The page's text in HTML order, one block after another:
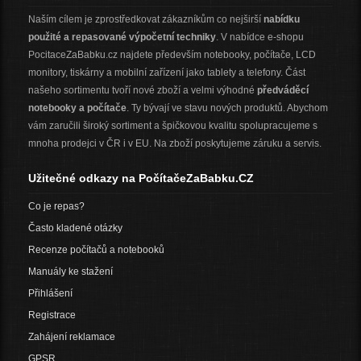
Naším cílem je zprostředkovat zákazníkům co nejširší nabídku
použité a repasované výpočetní techniky. V nabídce e-shopu
PocitaceZaBabku.cz najdete především notebooky, počítače, LCD
monitory, tiskárny a mobilní zařízení jako tablety a telefony. Část
našeho sortimentu tvoří nové zboží a velmi výhodné předváděcí
notebooky a počítače. Ty bývají ve stavu nových produktů. Abychom
vám zaručili široký sortiment a špičkovou kvalitu spolupracujeme s
mnoha prodejci v ČR i v EU. Na zboží poskytujeme záruku a servis.
Užitečné odkazy na PočítačeZaBabku.CZ
Co je repas?
Často kladené otázky
Recenze počítačů a notebooků
Manuály ke stažení
Přihlášení
Registrace
Zahájení reklamace
GPSR